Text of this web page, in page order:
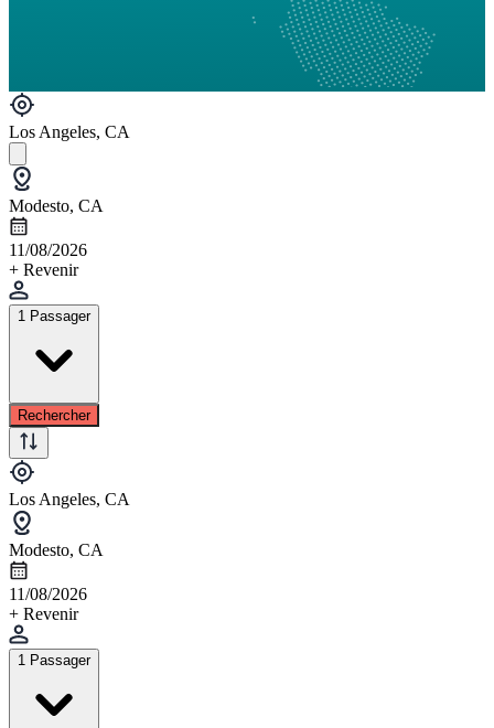
Los Angeles, CA
Modesto, CA
11/08/2026
+ Revenir
1 Passager
Rechercher
Los Angeles, CA
Modesto, CA
11/08/2026
+ Revenir
1 Passager